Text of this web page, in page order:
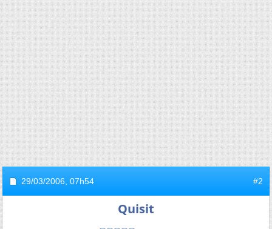
29/03/2006, 07h54 #2
Quisit